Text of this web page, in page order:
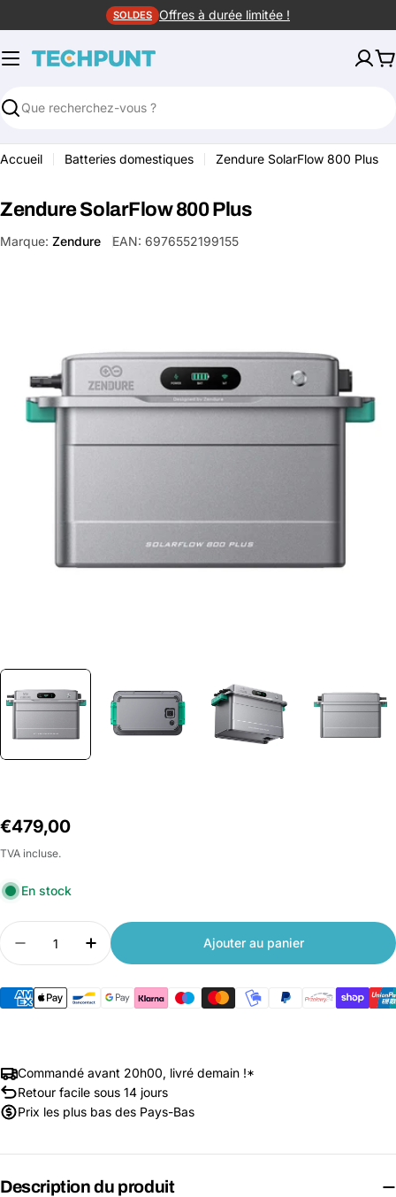
au
contenu
SOLDES Offres à durée limitée !
Rechercher
Accueil Batteries domestiques Zendure SolarFlow 800 Plus
le média 0 dans une fenêtre
Zendure SolarFlow 800 Plus
Marque: Zendure EAN: 6976552199155
Prix
habituel
€479,00
TVA incluse.
En stock
Quantité
Diminuer la quantité pour Zendure SolarFlow
Augmenter la quantité pour Zendure
Ajouter au panier
Commandé avant 20h00, livré demain !*
Retour facile sous 14 jours
Prix les plus bas des Pays-Bas
Description du produit